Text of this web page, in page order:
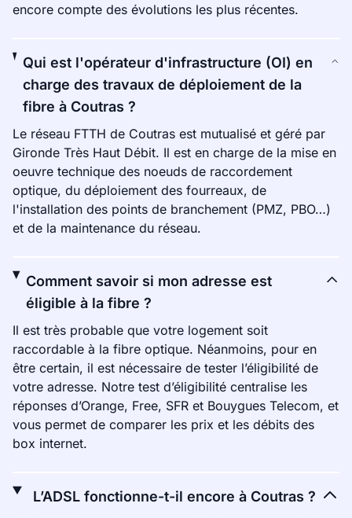
encore compte des évolutions les plus récentes.
Qui est l'opérateur d'infrastructure (OI) en
charge des travaux de déploiement de la
fibre à Coutras ?
Le réseau FTTH de Coutras est mutualisé et géré par
Gironde Très Haut Débit. Il est en charge de la mise en
oeuvre technique des noeuds de raccordement
optique, du déploiement des fourreaux, de
l'installation des points de branchement (PMZ, PBO…)
et de la maintenance du réseau.
Comment savoir si mon adresse est
éligible à la fibre ?
Il est très probable que votre logement soit
raccordable à la fibre optique. Néanmoins, pour en
être certain, il est nécessaire de tester l’éligibilité de
votre adresse. Notre test d’éligibilité centralise les
réponses d’Orange, Free, SFR et Bouygues Telecom, et
vous permet de comparer les prix et les débits des
box internet.
L’ADSL fonctionne-t-il encore à Coutras ?